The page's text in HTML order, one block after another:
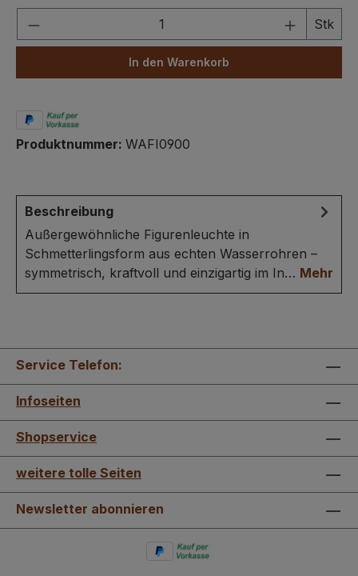
Produkt Anzahl: Gib den Stk
In den Warenkorb
Produktnummer: WAFI0900
Beschreibung
Außergewöhnliche Figurenleuchte in
Schmetterlingsform aus echten Wasserrohren –
symmetrisch, kraftvoll und einzigartig im In… Mehr
Service Telefon:
Infoseiten
Shopservice
weitere tolle Seiten
Newsletter abonnieren